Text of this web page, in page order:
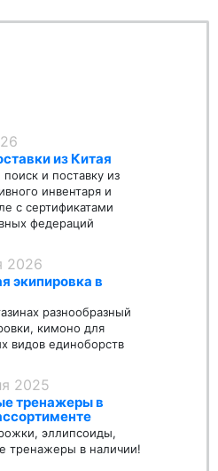
из Китая
и поставку из
инвентаря и
с сертификатами
федераций
2026
экипировка в
разнообразный
кимоно для
видов единоборств
2025
тренажеры в
эллипсоиды,
тренажеры в наличии!